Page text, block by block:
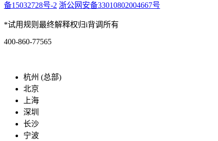
备15032728号-2 浙公网安备33010802004667号
*试用规则最终解释权归i背调所有
400-860-77565
杭州 (总部)
北京
上海
深圳
长沙
宁波